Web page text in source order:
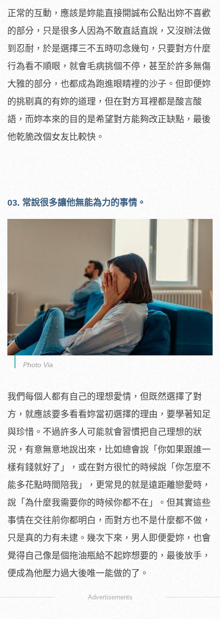
正常的互動，應該是妳能直接開誠布公點出妳不喜歡
的部分，只是很多人因為不敢直話直說，又沒辦法做
到忍耐，於是選擇三不五時叨念幾句，只要對方什麼
行為看不順眼，就會毛病挑個不停，甚至於許多無傷
大雅的部分，也都成為跑進眼睛裡的沙子。但即便妳
的挑剔真的有妳的道理，但在對方耳裡都是酸言酸
語，而妳本來的目的是希望對方能夠改正缺點，最後
他乾脆改個女友比較快。
03. 常說很多讓他無能為力的事情。
Photo Via
我們每個人都有自己的理想愛情，但既然選擇了對
方，就應該要多看看妳當初選擇的理由，要學著知足
與珍惜。不過許多人可能就會習慣把自己理想的狀
況，有意無意地說出來，比如總會說「你如果跟誰一
樣有錢就好了」，或在對方很忙的時候說「你怎麼不
能多花點時間陪我」，更常見的就是遠距離戀愛時，
說「為什麼我需要你的時候你都不在」。但其實這些
事情在交往前你都明白，而對方也不是什麼都不做，
只是真的力有未逮。幾次下來，男人即便愛妳，也會
覺得自己像是個拖油瓶給不起妳想要的，最後放手，
便成為他壓力過大後唯一能做的了。
Advertisements